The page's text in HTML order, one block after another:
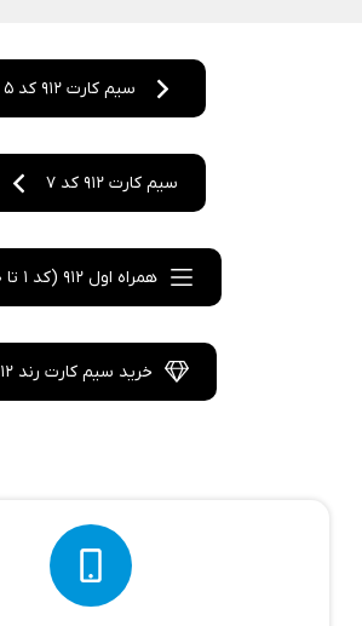
سیم کارت 912 کد 5
سیم کارت 912 کد 7
همراه اول 912 (کد 1 تا 0)
خرید سیم کارت رند 912